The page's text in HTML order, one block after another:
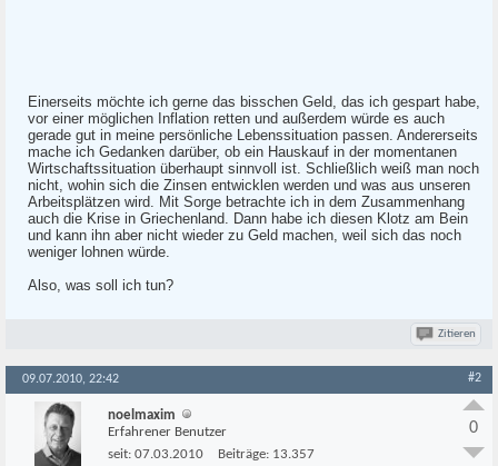
Einerseits möchte ich gerne das bisschen Geld, das ich gespart habe,
vor einer möglichen Inflation retten und außerdem würde es auch
gerade gut in meine persönliche Lebenssituation passen. Andererseits
mache ich Gedanken darüber, ob ein Hauskauf in der momentanen
Wirtschaftssituation überhaupt sinnvoll ist. Schließlich weiß man noch
nicht, wohin sich die Zinsen entwicklen werden und was aus unseren
Arbeitsplätzen wird. Mit Sorge betrachte ich in dem Zusammenhang
auch die Krise in Griechenland. Dann habe ich diesen Klotz am Bein
und kann ihn aber nicht wieder zu Geld machen, weil sich das noch
weniger lohnen würde.
Also, was soll ich tun?
Zitieren
09.07.2010, 22:42 #2
noelmaxim
Erfahrener Benutzer
seit: 07.03.2010 Beiträge: 13.357
0